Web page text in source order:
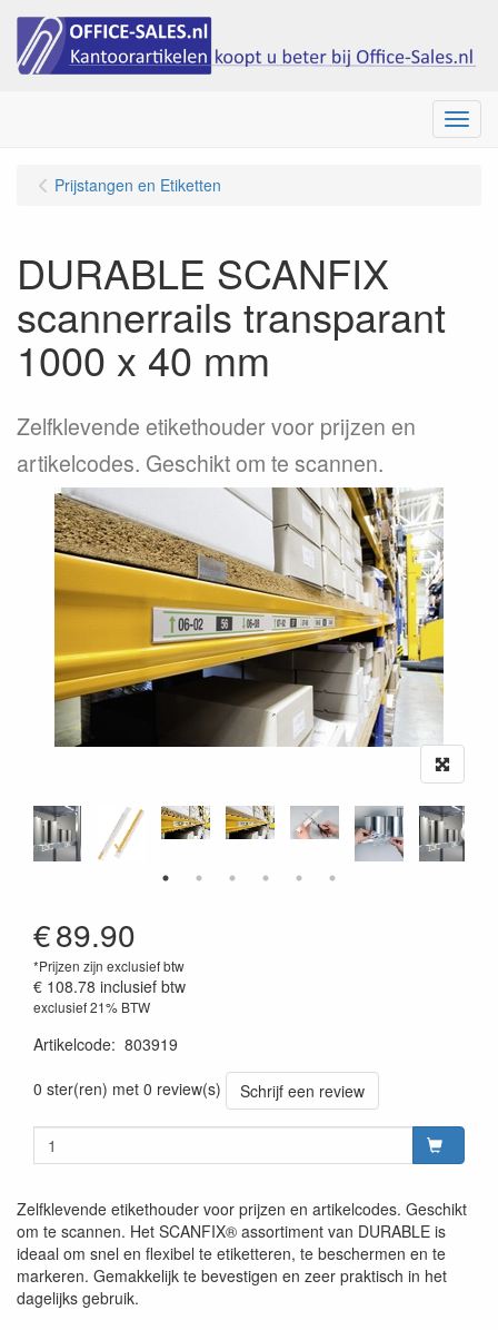
Menu
Prijstangen en Etiketten
DURABLE SCANFIX
scannerrails transparant
1000 x 40 mm
Zelfklevende etikethouder voor prijzen en
artikelcodes. Geschikt om te scannen.
€89.90
*Prijzen zijn exclusief btw
€ 108.78 inclusief btw
exclusief 21% BTW
Artikelcode: 803919
0 ster(ren) met 0 review(s)
Schrijf een review
Zelfklevende etikethouder voor prijzen en artikelcodes. Geschikt
om te scannen. Het SCANFIX® assortiment van DURABLE is
ideaal om snel en flexibel te etiketteren, te beschermen en te
markeren. Gemakkelijk te bevestigen en zeer praktisch in het
dagelijks gebruik.